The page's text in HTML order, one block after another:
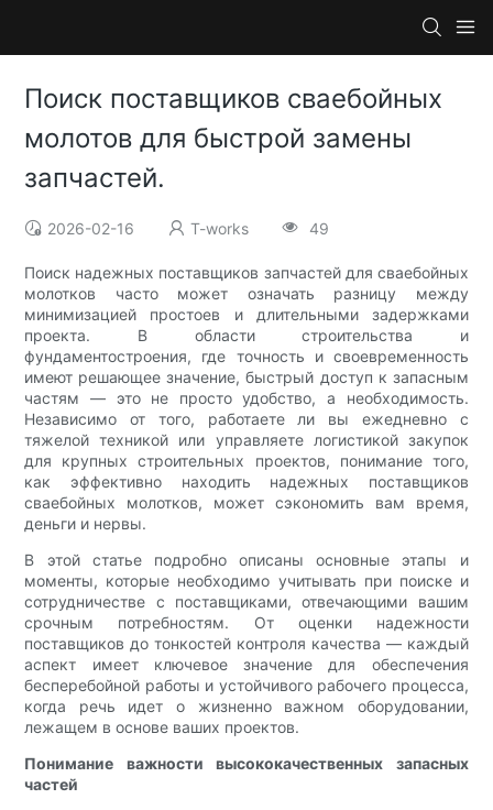
Поиск поставщиков сваебойных
молотов для быстрой замены
запчастей.
2026-02-16 T-works 49
Поиск надежных поставщиков запчастей для сваебойных
молотков часто может означать разницу между
минимизацией простоев и длительными задержками
проекта. В области строительства и
фундаментостроения, где точность и своевременность
имеют решающее значение, быстрый доступ к запасным
частям — это не просто удобство, а необходимость.
Независимо от того, работаете ли вы ежедневно с
тяжелой техникой или управляете логистикой закупок
для крупных строительных проектов, понимание того,
как эффективно находить надежных поставщиков
сваебойных молотков, может сэкономить вам время,
деньги и нервы.
В этой статье подробно описаны основные этапы и
моменты, которые необходимо учитывать при поиске и
сотрудничестве с поставщиками, отвечающими вашим
срочным потребностям. От оценки надежности
поставщиков до тонкостей контроля качества — каждый
аспект имеет ключевое значение для обеспечения
бесперебойной работы и устойчивого рабочего процесса,
когда речь идет о жизненно важном оборудовании,
лежащем в основе ваших проектов.
Понимание важности высококачественных запасных
частей